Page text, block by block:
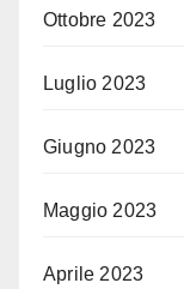
Ottobre 2023
Luglio 2023
Giugno 2023
Maggio 2023
Aprile 2023